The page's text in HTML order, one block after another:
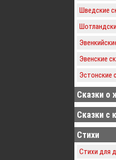
Шведские
Эвенские
Эстонские
Сказки о
Сказки с
Стихи
Стихи для